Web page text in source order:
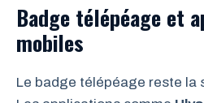
Badge télépéage et
mobiles
Le badge télépéage reste la